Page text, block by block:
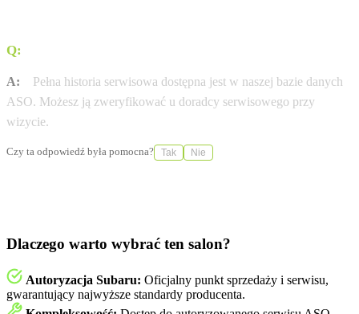
Q:
A:
Pełna historia serwisowa dostępna jest w naszej bazie danych
ASO. Możesz ją zweryfikować u doradcy serwisowego przy
wizycie.
Czy ta odpowiedź była pomocna? Tak Nie
Dlaczego warto wybrać ten salon?
Autoryzacja Subaru: Oficjalny punkt sprzedaży i serwisu,
gwarantujący najwyższe standardy producenta.